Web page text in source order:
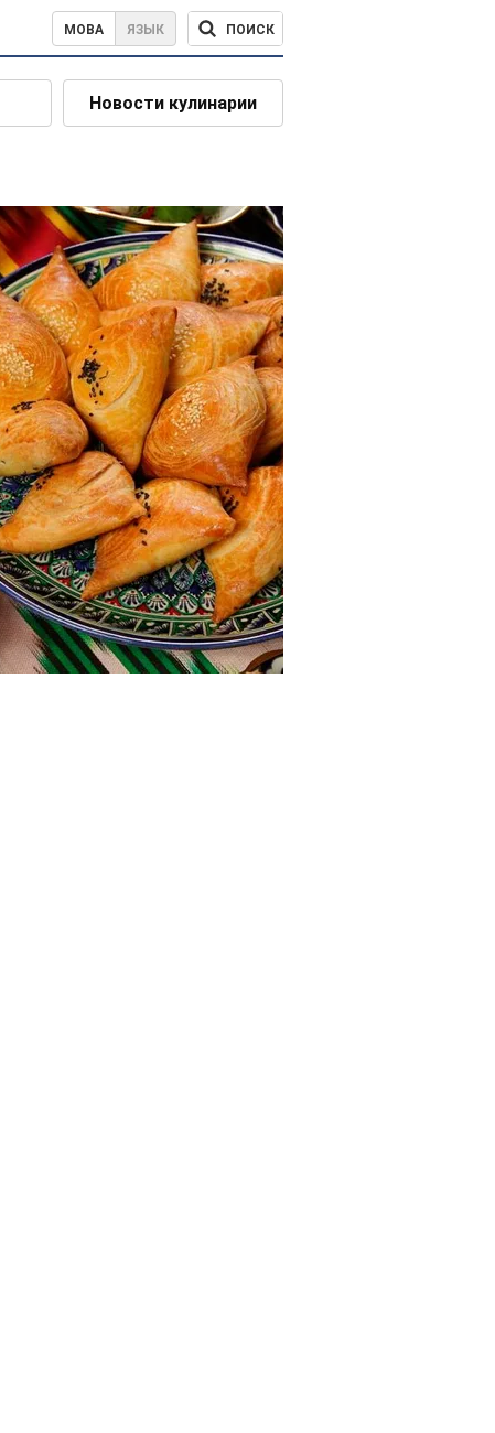
МОВА ЯЗЫК ПОИСК
Новости кулинарии